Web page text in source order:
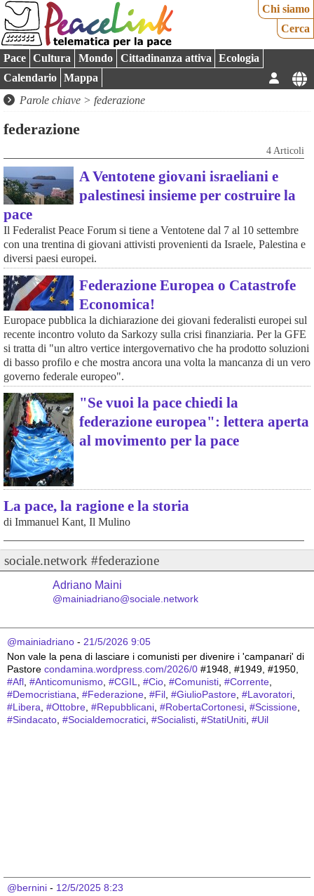
Chi siamo
Cerca
Pace Cultura Mondo Cittadinanza attiva
Ecologia
Calendario
Mappa
Parole chiave > federazione
federazione
4 Articoli
A Ventotene giovani israeliani e
palestinesi insieme per costruire la
pace
Il Federalist Peace Forum si tiene a Ventotene dal 7 al 10 settembre
con una trentina di giovani attivisti provenienti da Israele, Palestina e
diversi paesi europei.
Federazione Europea o Catastrofe
Economica!
Europace pubblica la dichiarazione dei giovani federalisti europei sul
recente incontro voluto da Sarkozy sulla crisi finanziaria. Per la GFE
si tratta di "un altro vertice intergovernativo che ha prodotto soluzioni
di basso profilo e che mostra ancora una volta la mancanza di un vero
governo federale europeo".
"Se vuoi la pace chiedi la
federazione europea": lettera aperta
al movimento per la pace
La pace, la ragione e la storia
di Immanuel Kant, Il Mulino
sociale.network #federazione
Adriano Maini
@mainiadriano@sociale.network
@mainiadriano - 21/5/2026 9:05
Non vale la pena di lasciare i comunisti per divenire i 'campanari' di
Pastore condamina.wordpress.com/2026/0
#Afl, #Anticomunismo, #CGIL, #Cio, #Comunisti, #Corrente
#Democristiana, #Federazione, #Fil, #GiulioPastore, #Lavoratori
#Libera, #Ottobre, #Repubblicani, #RobertaCortonesi, #Scissione
#Sindacato, #Socialdemocratici, #Socialisti, #StatiUniti, #Uil
@bernini - 12/5/2025 8:23